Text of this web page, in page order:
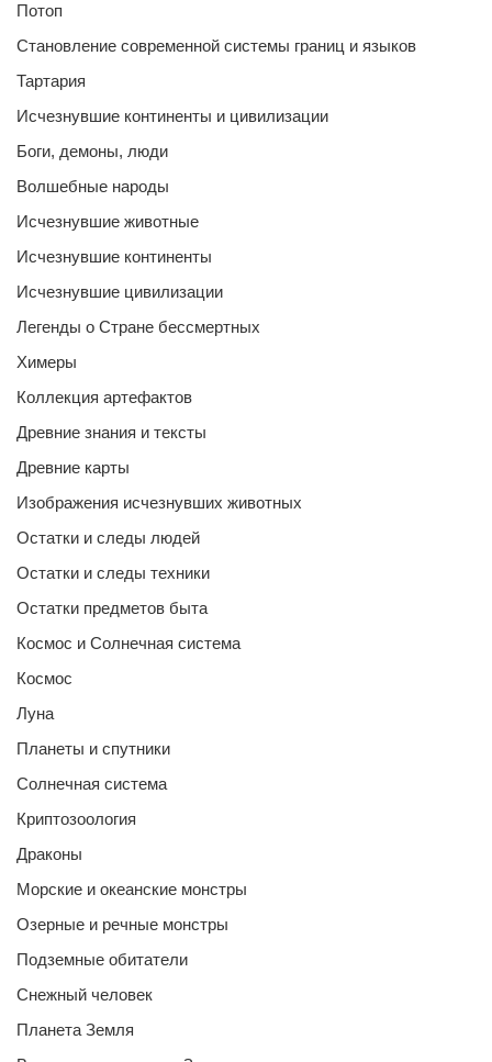
Потоп
Становление современной системы границ и языков
Тартария
Исчезнувшие континенты и цивилизации
Боги, демоны, люди
Волшебные народы
Исчезнувшие животные
Исчезнувшие континенты
Исчезнувшие цивилизации
Легенды о Стране бессмертных
Химеры
Коллекция артефактов
Древние знания и тексты
Древние карты
Изображения исчезнувших животных
Остатки и следы людей
Остатки и следы техники
Остатки предметов быта
Космос и Солнечная система
Космос
Луна
Планеты и спутники
Солнечная система
Криптозоология
Драконы
Морские и океанские монстры
Озерные и речные монстры
Подземные обитатели
Снежный человек
Планета Земля